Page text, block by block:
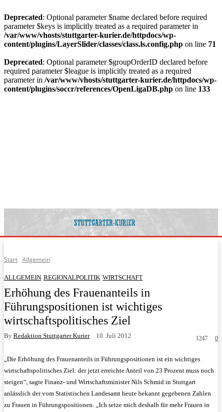
Deprecated: Optional parameter $name declared before required
parameter $keys is implicitly treated as a required parameter in
/var/www/vhosts/stuttgarter-kurier.de/httpdocs/wp-
content/plugins/LayerSlider/classes/class.ls.config.php on line 71
Deprecated: Optional parameter $groupOrderID declared before
required parameter $league is implicitly treated as a required
parameter in /var/www/vhosts/stuttgarter-kurier.de/httpdocs/wp-
content/plugins/soccr/references/OpenLigaDB.php on line 133
Start Allgemein
ALLGEMEIN REGIONALPOLITIK WIRTSCHAFT
Erhöhung des Frauenanteils in
Führungspositionen ist wichtiges
wirtschaftspolitisches Ziel
By Redaktion Stuttgarter Kurier 10. Juli 2012 0
1247
„Die Erhöhung des Frauenanteils in Führungspositionen ist ein wichtiges
wirtschaftspolitisches Ziel: der jetzt erreichte Anteil von 23 Prozent muss noch
steigen“, sagte Finanz- und Wirtschaftsminister Nils Schmid in Stuttgart
anlässlich der vom Statistischen Landesamt heute bekannt gegebenen Zahlen
zu Frauen in Führungspositionen. „Ich setze mich deshalb für mehr Frauen in